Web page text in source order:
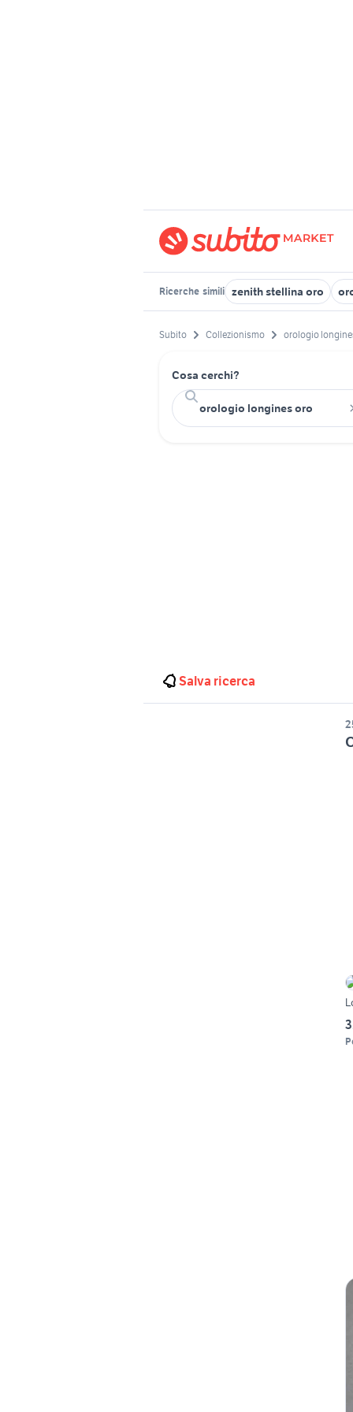
Ricerche simili zenith stellina oro
Subito Collezionismo orologio
Cosa cerchi?
Salva ricerca